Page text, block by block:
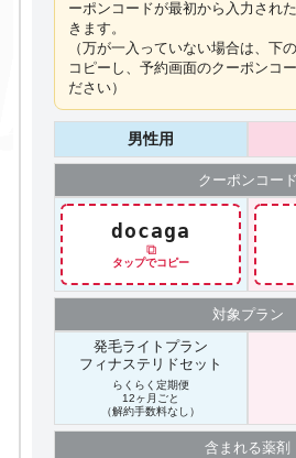
ーポンコードが最初から入力され
きます。
（万が一入っていない場合は、下
コピーし、予約画面のクーポンコ
ださい）
男性用
クーポン コード
docaga
⧉
タップでコピー
対象プラン
発毛ライトプラン
フィナステリドセット
らくらく定期便
12ヶ月ごと
（解約手数料なし）
含まれる薬剤